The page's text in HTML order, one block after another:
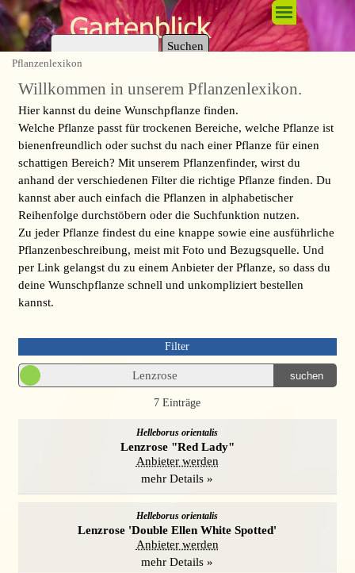
Direkt zum Seiteninhalt Menü überspringen
Suchen
Pflanzenlexikon
Willkommen in unserem Pflanzenlexikon.
Hier kannst du deine Wunschpflanze finden.
Welche Pflanze passt für trockenen Bereiche, welche Pflanze ist
bienenfreundlich oder suchst du nach einer Pflanze für einen
schattigen Bereich? Mit unserem Pflanzenfinder, wirst du
anhand der verschiedenen Filter die richtige Pflanze finden. Du
kannst aber auch einfach die Pflanzen in alphabetischer
Reihenfolge durchstöbern oder die Suchfunktion nutzen.
Zu jeder Pflanze findest du eine knappe sowie eine ausführliche
Pflanzenbeschreibung, meist mit Foto und Bezugsquelle. Und
per Link gelangst du zu einem Anbieter der Pflanze, so dass du
deine Wunschpflanze schnell und unkompliziert bestellen
kannst.
Filter
suchen
7 Einträge
Helleborus orientalis
Lenzrose "Red Lady"
Anbieter werden
mehr Details »
Helleborus orientalis
Lenzrose 'Double Ellen White Spotted'
Anbieter werden
mehr Details »